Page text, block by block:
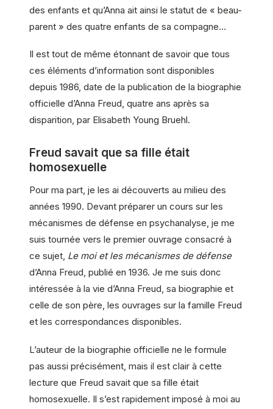
des enfants et qu’Anna ait ainsi le statut de « beau-
parent » des quatre enfants de sa compagne…
Il est tout de même étonnant de savoir que tous
ces éléments d’information sont disponibles
depuis 1986, date de la publication de la biographie
officielle d’Anna Freud, quatre ans après sa
disparition, par Elisabeth Young Bruehl.
Freud savait que sa fille était
homosexuelle
Pour ma part, je les ai découverts au milieu des
années 1990. Devant préparer un cours sur les
mécanismes de défense en psychanalyse, je me
suis tournée vers le premier ouvrage consacré à
ce sujet, Le moi et les mécanismes de défense
d’Anna Freud, publié en 1936. Je me suis donc
intéressée à la vie d’Anna Freud, sa biographie et
celle de son père, les ouvrages sur la famille Freud
et les correspondances disponibles.
L’auteur de la biographie officielle ne le formule
pas aussi précisément, mais il est clair à cette
lecture que Freud savait que sa fille était
homosexuelle. Il s’est rapidement imposé à moi au